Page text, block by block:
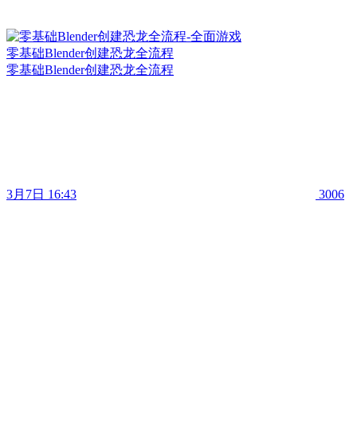
零基础Blender创建恐龙全流程
零基础Blender创建恐龙全流程
3月7日 16:43 3006